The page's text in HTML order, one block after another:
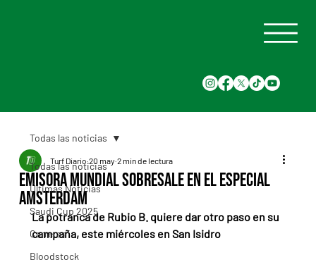
Todas las noticias
Últimas Noticias
Saudi Cup 2025
Carreras
Bloodstock
Todas las noticias
Emisora Mundial sobresale en el especial
Amsterdam
Turf Diario 20 may 2 min de lectura
La potranca de Rubio B. quiere dar otro paso en su
campaña, este miércoles en San Isidro